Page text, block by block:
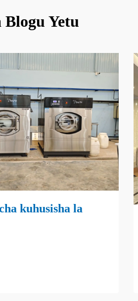
Blogu Yetu
kuhusisha la